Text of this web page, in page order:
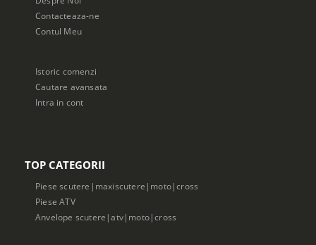
Contacteaza-ne
Contul Meu
Istoric comenzi
Cautare avansata
Intra in cont
TOP CATEGORII
Piese scutere|maxiscutere|moto|cross
Piese ATV
Anvelope scutere|atv|moto|cross